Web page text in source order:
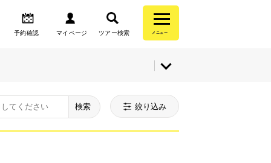
予約確認 マイページ ツアー検索 メニュー
検索 絞り込み